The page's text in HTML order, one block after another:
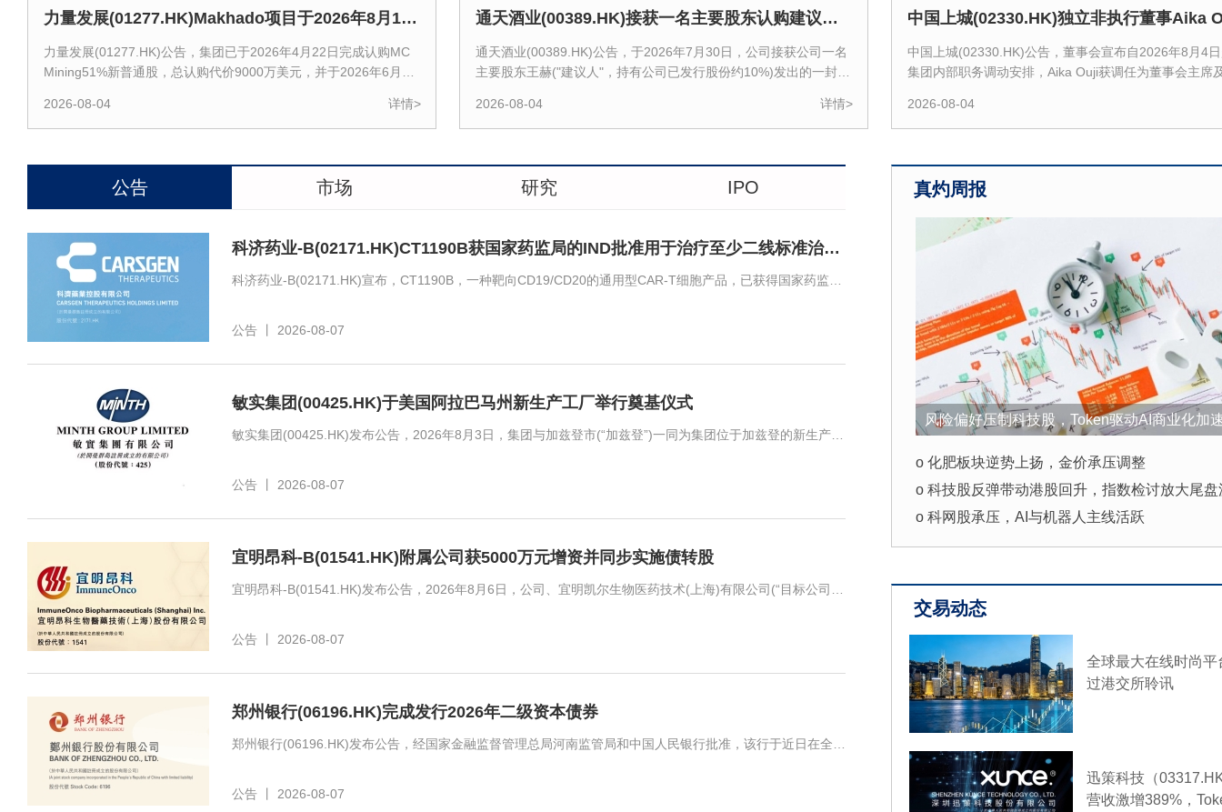
任总统德拉埃斯普列亚7日在哥西南部城市卡利
统就职仪式上发表演说，宣布政府将很快公布
织名单，加大对毒品犯罪的打击力度。德拉埃
说，新政府将把恢复国家安全和权威作为重点
部队和警察打击所有犯罪团伙，并通过根除非
施打击毒品犯罪。德拉埃斯普列亚表示，新政
11:24
【香港保监局：密切关注内地有关金融产品税
期报道称中国内地税务居民购买香港保险的收
税范围。对此，香港保险监管局回应记者称，
局正密切注意内地有关金融产品税务安排的最
时会与业界保持紧密沟通。中国居民就境外投
依法申报及缴税的要求一直存在，市场不用过
出揣测。香港保险市场发展成熟，产品设计灵
提供货币选择、环球资产配置、人生规划、财
业服务，相信对内地客户有一定吸引力。（财
11:03
【雪佛兰将停止在中国市场销售？通用汽车仍
售。通用汽车方面回应称，会继续在中国生产
品，并且积极探索在美国以外的海外市场机遇
旧会为现有的中国雪佛兰车主提供完善的售后
8月5日，上汽集团与通用汽车签署合资续约协
10:58
【朋友圈可AI帮写、点评？腾讯客服：AI相关
放中】8月8日，有消息称微信在灰度测试朋友
写”与“AI点评”两项能力，对此记者咨询腾讯客
目前朋友圈的AI相关功能仍在逐步开放中，部
功能可能已在灰度测试阶段，具体支持情况请
微信版本更新情况为准。
10:44
纽约原油暗盘跌破77美元，日内跌超1.7%。
力量发展(01277.HK)Makhado项目于2026年8月1日正式投入生产
力量发展(01277.HK)公告，集团已于2026年4月22日完成认购MC
Mining51%新普通股，总认购代价9000万美元，并于2026年6月11
2026-08-04
详情>
通天酒业(00389.HK)接获一名主要股东认购建议及拒绝建议
通天酒业(00389.HK)公告，于2026年7月30日，公司接获公司一名
主要股东王赫("建议人"，持有公司已发行股份约10%)发出的一封函
2026-08-04
详情>
中国上城(02330.HK)公告，董事会宣布自2026年8月4
集团内部职务调动安排，Aika Ouji获调任为董事会主席
2026-08-04
公告 市场 研究 IPO
科济药业-B(02171.HK)CT1190B获国家药监局的IND批准用于治疗至少二线标准治疗失败的复发╱难治性大B细胞淋巴瘤(R/R LBCL)患者
公告 2026-08-07
敏实集团(00425.HK)于美国阿拉巴马州新生产工厂举行奠基仪式
公告 2026-08-07
宜明昂科-B(01541.HK)附属公司获5000万元增资并同步实施债转股
公告 2026-08-07
郑州银行(06196.HK)完成发行2026年二级资本债券
公告 2026-08-07
真灼周报
风险偏好压制科技股，Token驱动AI商业化加
o 化肥板块逆势上扬，金价承压调整
o 科技股反弹带动港股回升，指数检讨放大尾盘
o 科网股承压，AI与机器人主线活跃
交易动态
全球最大在线时尚平
过港交所聆讯
迅策科技（
营收激增389%，